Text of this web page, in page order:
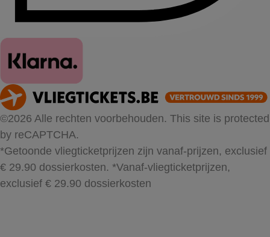
©2026 Alle rechten voorbehouden. This site is protected
by reCAPTCHA.
*Getoonde vliegticketprijzen zijn vanaf-prijzen, exclusief
€ 29.90 dossierkosten. *Vanaf-vliegticketprijzen,
exclusief € 29.90 dossierkosten